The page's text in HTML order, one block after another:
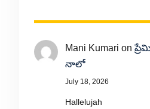
Mani Kumari on
నాలో
July 18, 2026
Hallelujah